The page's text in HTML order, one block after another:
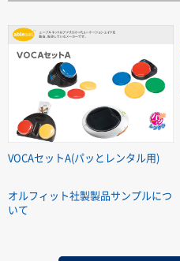
VOCAセットA(パッとレンタル用)
オルフィット社製製品サンプルにつ
いて